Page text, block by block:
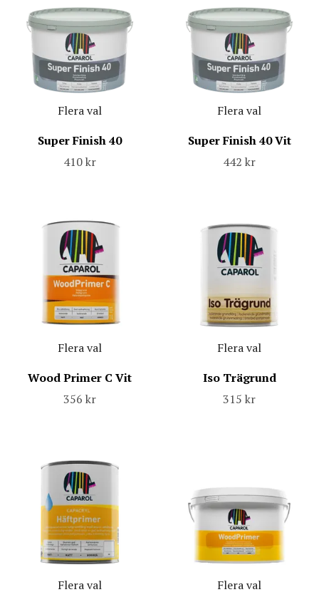
Flera val
Super Finish 40
410 kr
Flera val
Super Finish 40 Vit
442 kr
Flera val
Wood Primer C Vit
356 kr
Flera val
Iso Trägrund
315 kr
Flera val
Flera val